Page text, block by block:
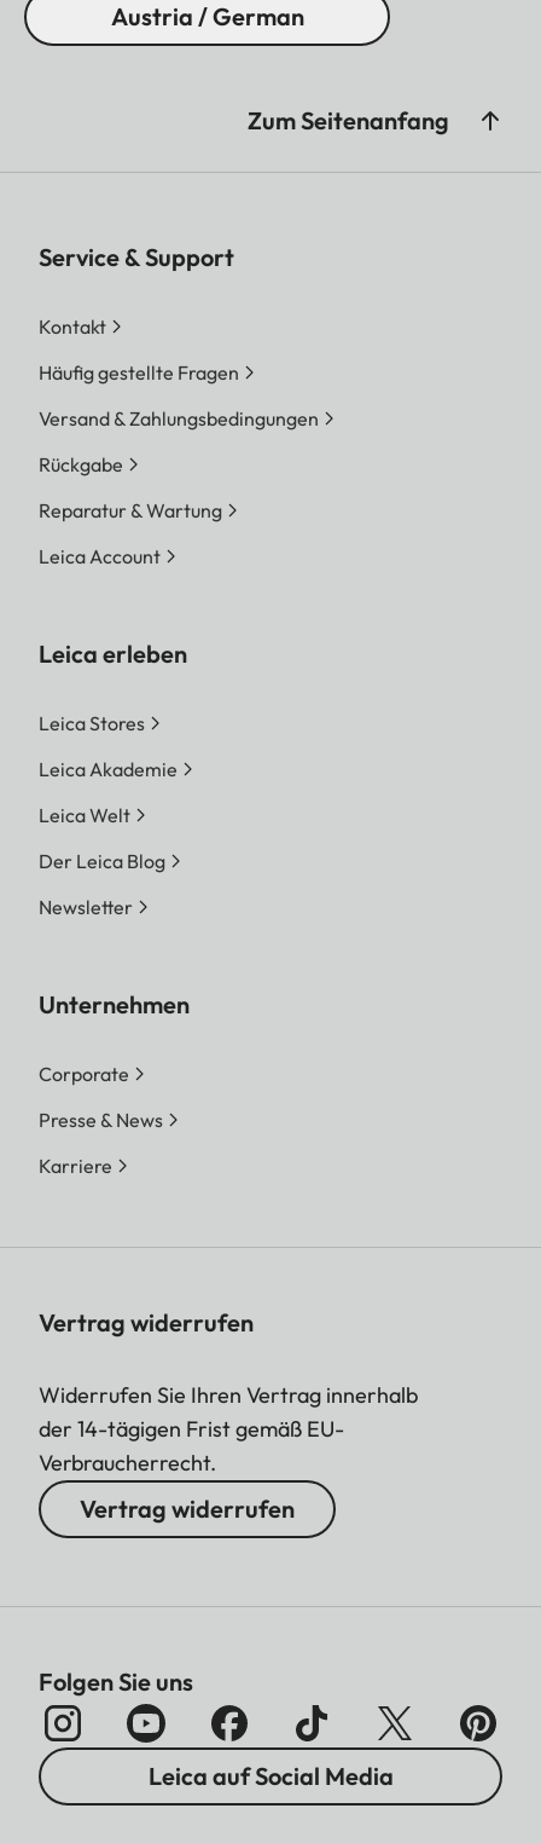
Austria / German
Zum Seitenanfang
Service & Support
Kontakt
Häufig gestellte Fragen
Versand & Zahlungsbedingungen
Rückgabe
Reparatur & Wartung
Leica Account
Leica erleben
Leica Stores
Leica Akademie
Leica Welt
Der Leica Blog
Newsletter
Unternehmen
Corporate
Presse & News
Karriere
Vertrag widerrufen
Widerrufen Sie Ihren Vertrag innerhalb
der 14-tägigen Frist gemäß EU-
Verbraucherrecht.
Vertrag widerrufen
Folgen Sie uns
Leica auf Social Media